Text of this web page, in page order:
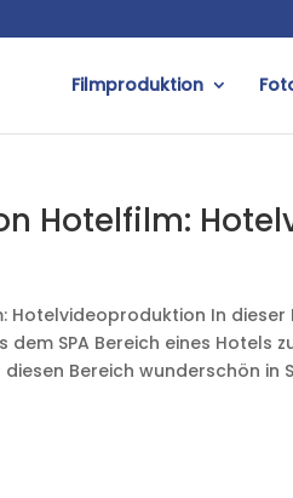
Filmproduktion
Hotelfilm:
Hotelvideoproduktion In
SPA Bereich eines Hotels
Bereich wunderschön in